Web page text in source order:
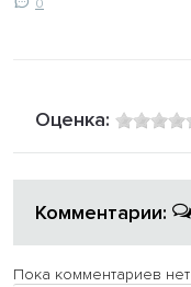
Оценка:
Комментарии:
Пока комментариев нет